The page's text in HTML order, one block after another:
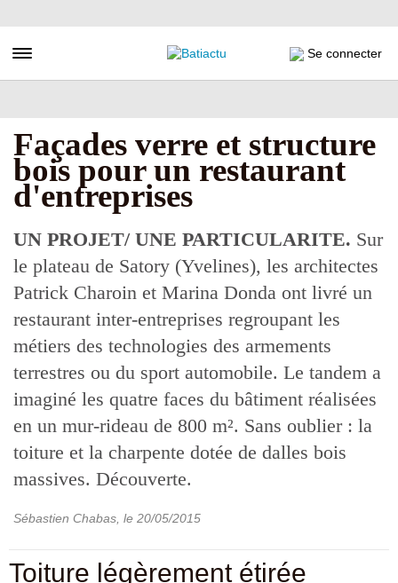
au
principal
Toggle navigation Se connecter
Façades verre et structure
bois pour un restaurant
d'entreprises
UN PROJET/ UNE PARTICULARITE. Sur
le plateau de Satory (Yvelines), les architectes
Patrick Charoin et Marina Donda ont livré un
restaurant inter-entreprises regroupant les
métiers des technologies des armements
terrestres ou du sport automobile. Le tandem a
imaginé les quatre faces du bâtiment réalisées
en un mur-rideau de 800 m². Sans oublier : la
toiture et la charpente dotée de dalles bois
massives. Découverte.
Sébastien Chabas , le 20/05/2015
Toiture légèrement étirée